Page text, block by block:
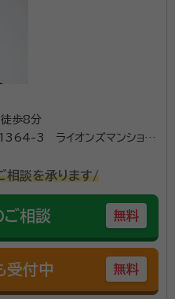
サポート・相続手続サポ
す。おかげさまで本稼働
事情の手続きサポート
た。相続人が20名以上に
妻が前妻との複数の子
ど一筋縄ではいかない相
きます。愛するご家族を
しむ間もなくいろいろな
。そのご負担を少しでも
とがありましたらお気軽
部
徒歩8分
3 ライオンズマンション
相談を承ります/
ご相談 無料
受付中 無料